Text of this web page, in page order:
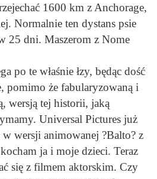
1600 km z Anchorage,
Normalnie ten dystans psie
25 dni. Maszerom z Nome
po te właśnie łzy, będąc dość
pomimo że fabularyzowaną i
wersją tej historii, jaką
Universal Pictures już
w wersji animowanej ?Balto? z
ja i moje dzieci. Teraz
się z filmem aktorskim. Czy